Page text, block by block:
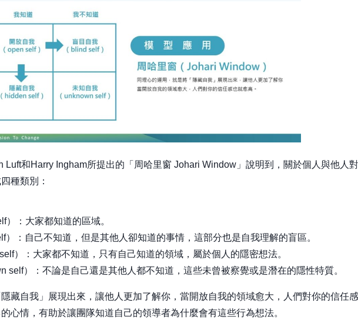
Luft和Harry Ingham所提出的「周哈里窗 Johari Window」說明到，關於個人與他人對
種類別：
）：大家都知道的區域。
）：自己不知道，但是其他人卻知道的事情，這部分也是自我理解的盲區。
）：大家都不知道，只有自己知道的領域，屬於個人的隱密想法。
self）：不論是自己還是其他人都不知道，這些未曾被察覺或是潛在的隱性特質。
藏自我」展現出來，讓他人更加了解你，當開放自我的領域愈大，人們對你的信任感
心情，有助於讓團隊知道自己的領導者為什麼會有這些行為想法。